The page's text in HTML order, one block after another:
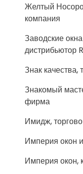
Желтый
компания
Заводские
дистрибьютор
Знак
Знакомый
фирма
Имидж,
Империя окон
Империя окон,